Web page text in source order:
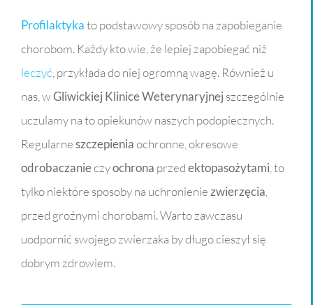
Profilaktykato podstawowy sposób na zapobieganie
chorobom. Każdy kto wie, że lepiej zapobiegać niż
leczyć , przykłada do niej ogromną wagę. Również u
nas, wGliwickiej Klinice Weterynaryjnej szczególnie
uczulamy na to opiekunów naszych podopiecznych.
Regularneszczepieniaochronne, okresowe
odrobaczanieczyochrona przedektopasożytami , to
tylko niektóre sposoby na uchronienie zwierzęcia
przed groźnymi chorobami. Warto zawczasu
uodpornić swojego zwierzaka by długo cieszył się
dobrym zdrowiem.